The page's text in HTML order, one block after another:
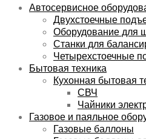
Автосервисное
Двухстоечные
Оборудование для
Станки для
Четырехстоечные
Бытовая техника
Кухонная бытовая
СВЧ
Чайники
Газовое и паяльное
Газовые баллоны